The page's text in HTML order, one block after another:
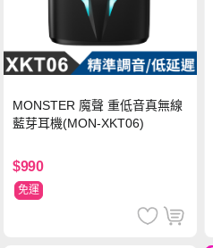
MONSTER 魔聲 重低音真無線
藍芽耳機(MON-XKT06)
$990
免運